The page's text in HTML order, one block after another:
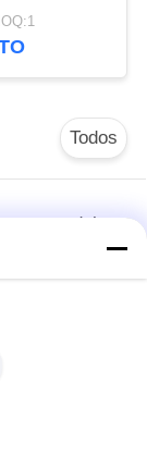
Todos
del